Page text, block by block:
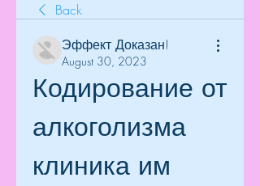
Back
Эффект Доказан!
August 30, 2023
Кодирование от
алкоголизма
клиника им